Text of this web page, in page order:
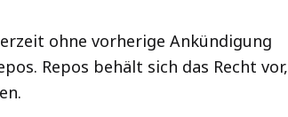
ohne vorherige Ankündigung
Repos behält sich das Recht vor,